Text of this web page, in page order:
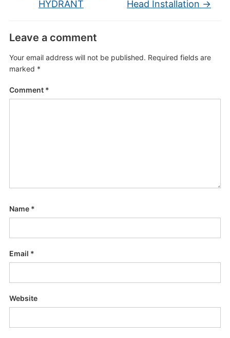
HYDRANT
Head Installation →
Leave a comment
Your email address will not be published. Required fields are
marked *
Comment *
Name *
Email *
Website